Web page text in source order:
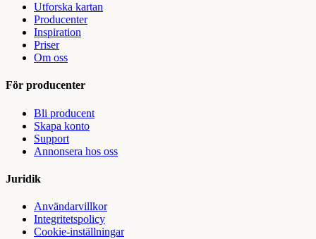
Utforska kartan
Producenter
Inspiration
Priser
Om oss
För producenter
Bli producent
Skapa konto
Support
Annonsera hos oss
Juridik
Användarvillkor
Integritetspolicy
Cookie-inställningar